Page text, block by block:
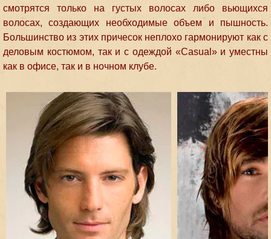
смотрятся только на густых волосах либо вьющихся
волосах, создающих необходимые объем и пышность.
Большинство из этих причесок неплохо гармонируют как с
деловым костюмом, так и с одеждой «Casual» и уместны
как в офисе, так и в ночном клубе.